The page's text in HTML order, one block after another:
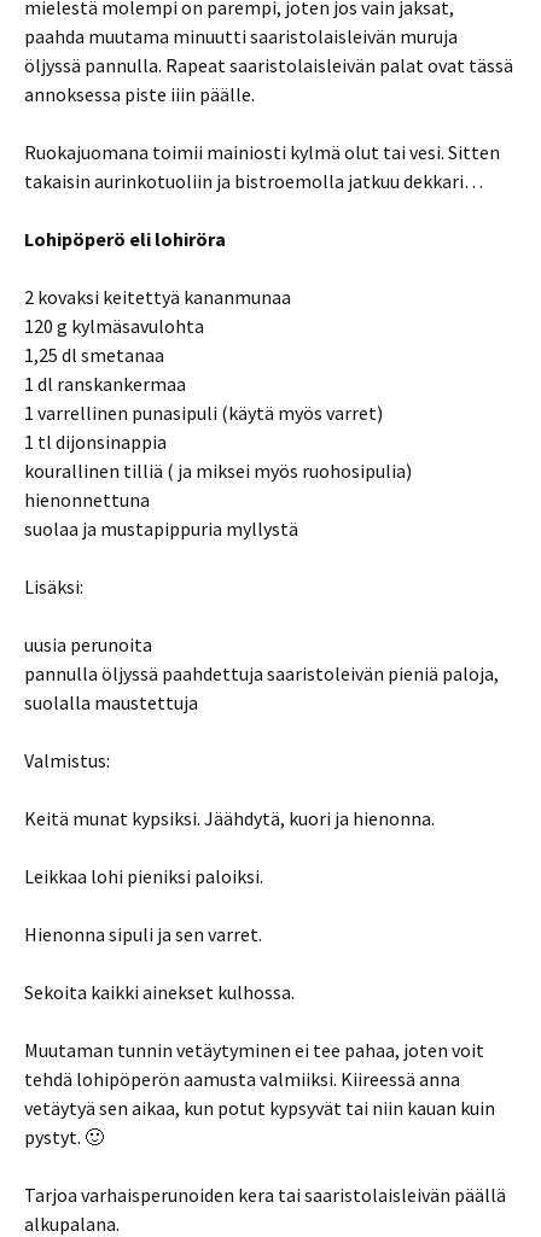
mielestä molempi on parempi, joten jos vain jaksat,
paahda muutama minuutti saaristolaisleivän muruja
öljyssä pannulla. Rapeat saaristolaisleivän palat ovat tässä
annoksessa piste iiin päälle.
Ruokajuomana toimii mainiosti kylmä olut tai vesi. Sitten
takaisin aurinkotuoliin ja bistroemolla jatkuu dekkari…
Lohipöperö eli lohiröra
2 kovaksi keitettyä kananmunaa
120 g kylmäsavulohta
1,25 dl smetanaa
1 dl ranskankermaa
1 varrellinen punasipuli (käytä myös varret)
1 tl dijonsinappia
kourallinen tilliä ( ja miksei myös ruohosipulia)
hienonnettuna
suolaa ja mustapippuria myllystä
Lisäksi:
uusia perunoita
pannulla öljyssä paahdettuja saaristoleivän pieniä paloja,
suolalla maustettuja
Valmistus:
Keitä munat kypsiksi. Jäähdytä, kuori ja hienonna.
Leikkaa lohi pieniksi paloiksi.
Hienonna sipuli ja sen varret.
Sekoita kaikki ainekset kulhossa.
Muutaman tunnin vetäytyminen ei tee pahaa, joten voit
tehdä lohipöperön aamusta valmiiksi. Kiireessä anna
vetäytyä sen aikaa, kun potut kypsyvät tai niin kauan kuin
pystyt. 🙂
Tarjoa varhaisperunoiden kera tai saaristolaisleivän päällä
alkupalana.